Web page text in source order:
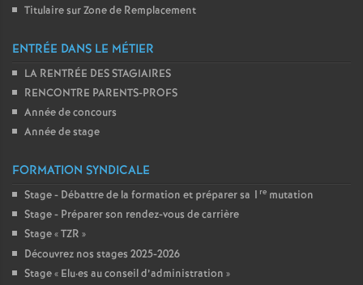
Titulaire sur Zone de Remplacement
ENTRÉE DANS LE MÉTIER
LA RENTRÉE DES STAGIAIRES
RENCONTRE PARENTS-PROFS
Année de concours
Année de stage
FORMATION SYNDICALE
Stage - Débattre de la formation et préparer sa 1 re mutation
Stage - Préparer son rendez-vous de carrière
Stage «TZR »
Découvrez nos stages 2025-2026
Stage « Elu·es au conseil d’administration »